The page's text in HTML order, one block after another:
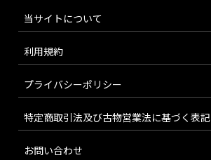
当サイトについて
利用規約
プライバシーポリシー
特定商取引法及び古物営業法に基づく表記
お問い合わせ